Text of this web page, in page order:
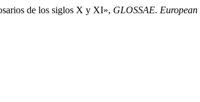
de los siglos X y XI», GLOSSAE.